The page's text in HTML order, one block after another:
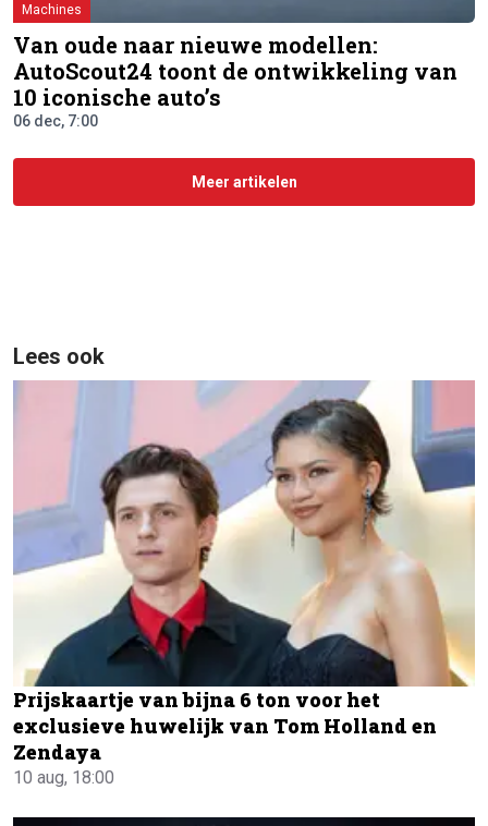
Machines
Van oude naar nieuwe modellen:
AutoScout24 toont de ontwikkeling van
10 iconische auto’s
06 dec, 7:00
Meer artikelen
Lees ook
Prijskaartje van bijna 6 ton voor het
exclusieve huwelijk van Tom Holland en
Zendaya
10 aug, 18:00